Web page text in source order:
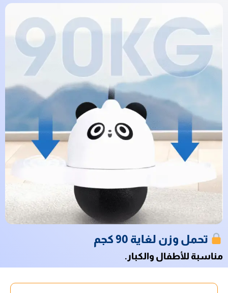
تحمل وزن لغاية 90 كجم
مناسبة للأطفال والكبار.